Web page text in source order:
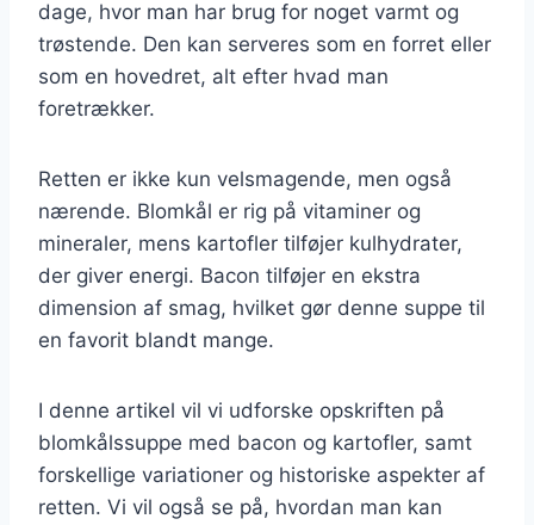
dage, hvor man har brug for noget varmt og
trøstende. Den kan serveres som en forret eller
som en hovedret, alt efter hvad man
foretrækker.
Retten er ikke kun velsmagende, men også
nærende. Blomkål er rig på vitaminer og
mineraler, mens kartofler tilføjer kulhydrater,
der giver energi. Bacon tilføjer en ekstra
dimension af smag, hvilket gør denne suppe til
en favorit blandt mange.
I denne artikel vil vi udforske opskriften på
blomkålssuppe med bacon og kartofler, samt
forskellige variationer og historiske aspekter af
retten. Vi vil også se på, hvordan man kan